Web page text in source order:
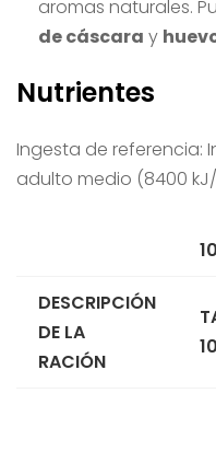
aromas naturales.
de cáscara y
Nutrientes
Ingesta de referencia:
adulto medio (8400
DESCRIPCIÓN
DE LA
RACIÓN